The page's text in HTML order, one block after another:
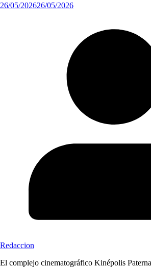
26/05/202626/05/2026
Redaccion
El complejo cinematográfico Kinépolis